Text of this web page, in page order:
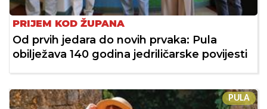
PRIJEM KOD ŽUPANA
Od prvih jedara do novih prvaka: Pula
obilježava 140 godina jedriličarske povijesti
PULA